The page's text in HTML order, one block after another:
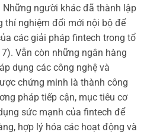
Những người khác đã thành lập
thí nghiệm đổi mới nội bộ để
các giải pháp fintech trong tổ
Vẫn còn những ngân hàng
dụng các công nghệ và
chứng minh là thành công
pháp tiếp cận, mục tiêu cơ
sức mạnh của fintech để
hợp lý hóa các hoạt động và